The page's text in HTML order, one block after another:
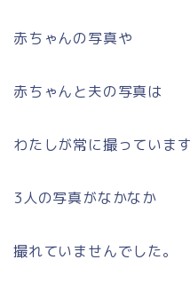
赤ちゃんの写真や
赤ちゃんと夫の写真は
わたしが常に撮っていま
3人の写真がなかなか
撮れていませんでした。